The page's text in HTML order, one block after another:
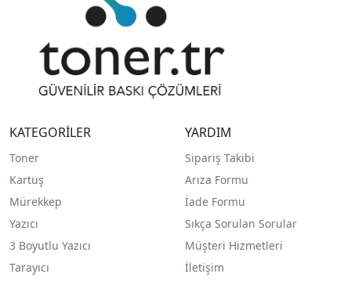
KATEGORİLER
Toner
Kartuş
Mürekkep
Yazıcı
3 Boyutlu Yazıcı
Tarayıcı
YARDIM
Sipariş Takibi
Arıza Formu
İade Formu
Sıkça Sorulan Sorular
Müşteri Hizmetleri
İletişim